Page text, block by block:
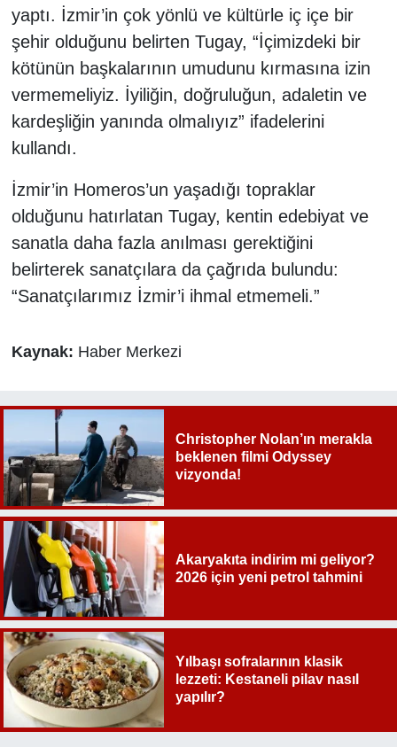
yaptı. İzmir’in çok yönlü ve kültürle iç içe bir
şehir olduğunu belirten Tugay, “İçimizdeki bir
kötünün başkalarının umudunu kırmasına izin
vermemeliyiz. İyiliğin, doğruluğun, adaletin ve
kardeşliğin yanında olmalıyız” ifadelerini
kullandı.
İzmir’in Homeros’un yaşadığı topraklar
olduğunu hatırlatan Tugay, kentin edebiyat ve
sanatla daha fazla anılması gerektiğini
belirterek sanatçılara da çağrıda bulundu:
“Sanatçılarımız İzmir’i ihmal etmemeli.”
Kaynak: Haber Merkezi
Christopher Nolan’ın merakla
beklenen filmi Odyssey
vizyonda!
Akaryakıta indirim mi geliyor?
2026 için yeni petrol tahmini
Yılbaşı sofralarının klasik
lezzeti: Kestaneli pilav nasıl
yapılır?